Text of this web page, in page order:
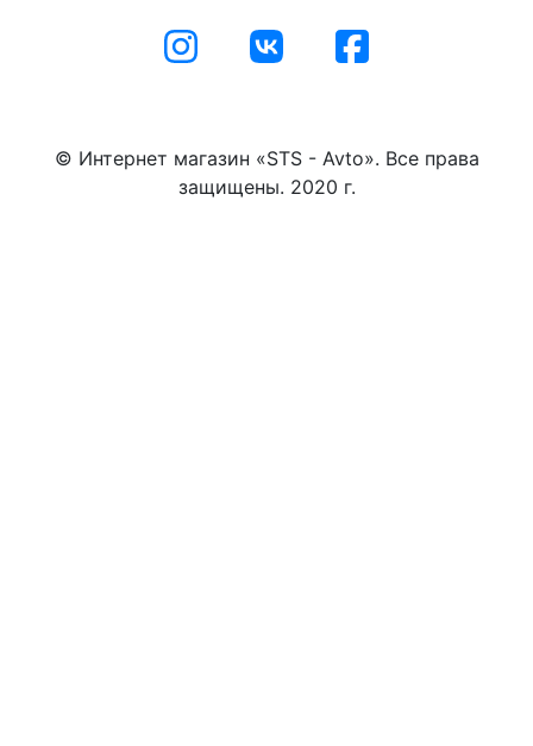
© Интернет магазин «STS - Avto». Все права
защищены. 2020 г.